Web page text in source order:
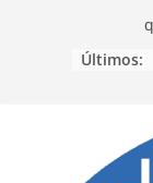
Últimos: